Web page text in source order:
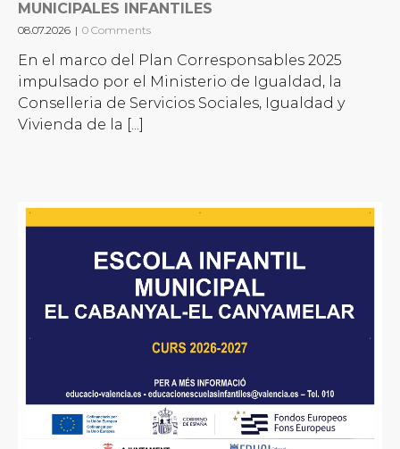
MUNICIPALES INFANTILES
08.07.2026 | 0 Comments
En el marco del Plan Corresponsables 2025
impulsado por el Ministerio de Igualdad, la
Conselleria de Servicios Sociales, Igualdad y
Vivienda de la [...]